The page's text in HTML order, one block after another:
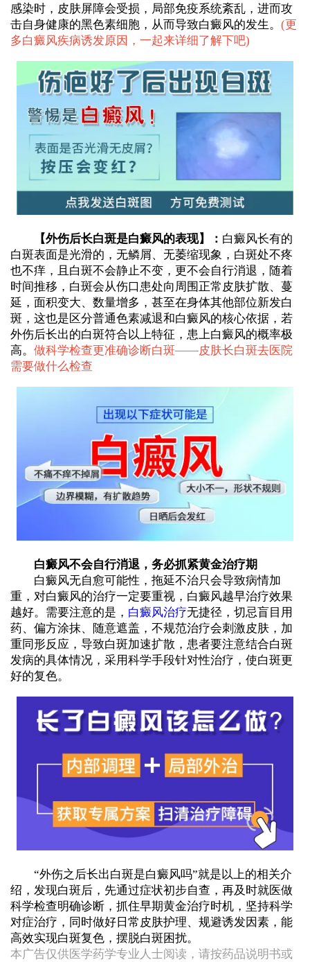
感染时，皮肤屏障会受损，局部免疫系统紊乱，进而攻
击自身健康的黑色素细胞，从而导致白癜风的发生。 (更
多白癜风疾病诱发原因，一起来详细了解下吧)
【外伤后长白斑是白癜风的表现】： 白癜风长有的
白斑表面是光滑的，无鳞屑、无萎缩现象，白斑处不疼
也不痒，且白斑不会静止不变，更不会自行消退，随着
时间推移，白斑会从伤口患处向周围正常皮肤扩散、蔓
延，面积变大、数量增多，甚至在身体其他部位新发白
斑，这也是区分普通色素减退和白癜风的核心依据，若
外伤后长出的白斑符合以上特征，患上白癜风的概率极
高。 做科学检查更准确诊断白斑——皮肤长白斑去医院
需要做什么检查
白癜风不会自行消退，务必抓紧黄金治疗期
白癜风无自愈可能性，拖延不治只会导致病情加
重，对白癜风的治疗一定要重视，白癜风越早治疗效果
越好。需要注意的是， 白癜风治疗无捷径，切忌盲目用
药、偏方涂抹、随意遮盖，不规范治疗会刺激皮肤，加
重同形反应，导致白斑加速扩散，患者要注意结合白斑
发病的具体情况，采用科学手段针对性治疗，使白斑更
好的复色。
“外伤之后长出白斑是白癜风吗”就是以上的相关介
绍，发现白斑后，先通过症状初步自查，再及时就医做
科学检查明确诊断，抓住早期黄金治疗时机，坚持科学
对症治疗，同时做好日常皮肤护理、规避诱发因素，能
高效实现白斑复色，摆脱白斑困扰。
本广告仅供医学药学专业人士阅读，请按药品说明书或